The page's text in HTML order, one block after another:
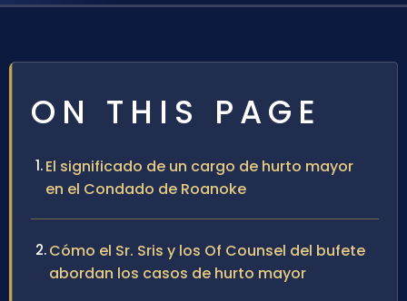
ON THIS PAGE
El significado de un cargo de hurto mayor
en el Condado de Roanoke
Cómo el Sr. Sris y los Of Counsel del bufete
abordan los casos de hurto mayor